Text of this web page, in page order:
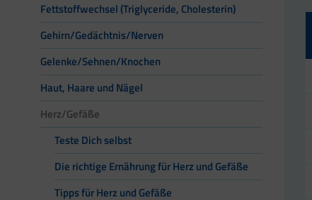
Fettstoffwechsel (Triglyceride, Cholesterin)
Gehirn/Gedächtnis/Nerven
Gelenke/Sehnen/Knochen
Haut, Haare und Nägel
Herz/Gefäße
Teste Dich selbst
Die richtige Ernährung für Herz und Gefäße
Tipps für Herz und Gefäße